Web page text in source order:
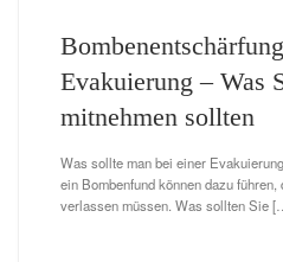
Evakuierung – Was
mitnehmen sollten
Was sollte man bei einer
ein Bombenfund können dazu
verlassen müssen. Was sollten Sie